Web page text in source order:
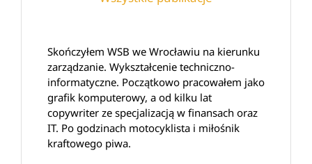
Skończyłem WSB we Wrocławiu na kierunku
zarządzanie. Wykształcenie techniczno-
informatyczne. Początkowo pracowałem jako
grafik komputerowy, a od kilku lat
copywriter ze specjalizacją w finansach oraz
IT. Po godzinach motocyklista i miłośnik
kraftowego piwa.